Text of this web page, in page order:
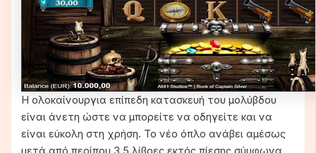
Η ολοκαίνουργια επίπεδη κατασκευή του μολύβδου
είναι άνετη ώστε να μπορείτε να οδηγείτε και να
είναι εύκολη στη χρήση. Το νέο όπλο ανάβει αμέσως